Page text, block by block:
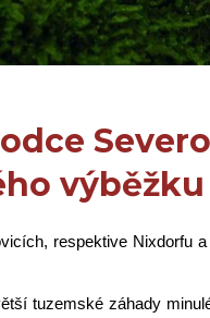
výběžku
respektive Nixdorfu
tuzemské záhady